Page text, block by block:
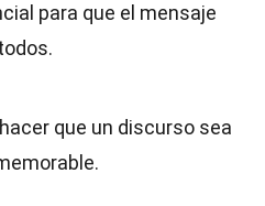
para que el mensaje
que un discurso sea